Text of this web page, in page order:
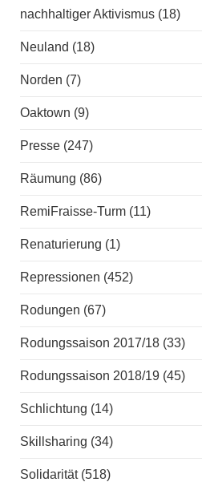
nachhaltiger Aktivismus (18)
Neuland (18)
Norden (7)
Oaktown (9)
Presse (247)
Räumung (86)
RemiFraisse-Turm (11)
Renaturierung (1)
Repressionen (452)
Rodungen (67)
Rodungssaison 2017/18 (33)
Rodungssaison 2018/19 (45)
Schlichtung (14)
Skillsharing (34)
Solidarität (518)